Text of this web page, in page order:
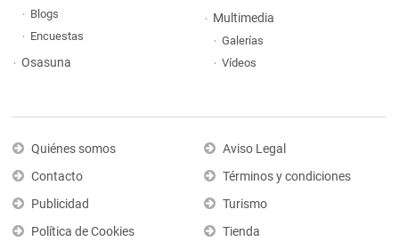
Blogs
Encuestas
Osasuna
Multimedia
Galerías
Vídeos
Quiénes somos
Contacto
Publicidad
Política de Cookies
Aviso Legal
Términos y condiciones
Turismo
Tienda